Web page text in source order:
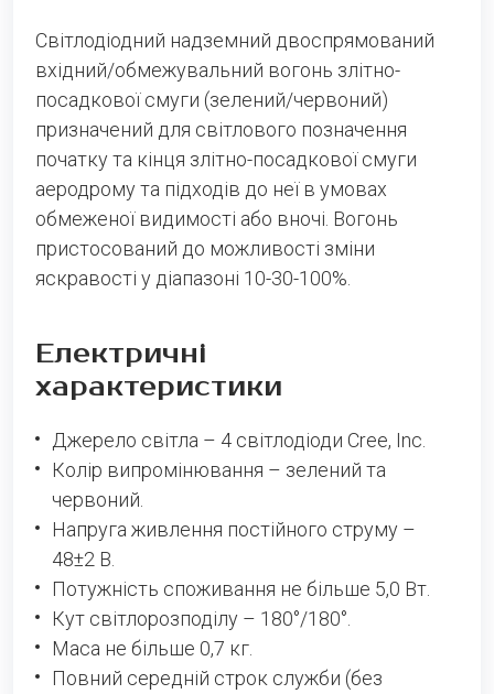
Світлодіодний надземний двоспрямований
вхідний/обмежувальний вогонь злітно-
посадкової смуги (зелений/червоний)
призначений для світлового позначення
початку та кінця злітно-посадкової смуги
аеродрому та підходів до неї в умовах
обмеженої видимості або вночі. Вогонь
пристосований до можливості зміни
яскравості у діапазоні 10-30-100%.
Електричні
характеристики
Джерело світла – 4 світлодіоди Cree, Inc.
Колір випромінювання – зелений та
червоний.
Напруга живлення постійного струму –
48±2 В.
Потужність споживання не більше 5,0 Вт.
Кут світлорозподілу – 180°/180°.
Маса не більше 0,7 кг.
Повний середній строк служби (без
E-mail
Message
Please enter an answer in digits:
nineteen + two =
SEND